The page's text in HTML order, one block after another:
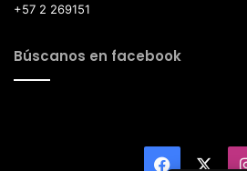
+57 2 269151
Búscanos en facebook
Facebook